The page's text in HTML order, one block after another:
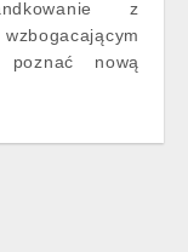
z
poznać nową